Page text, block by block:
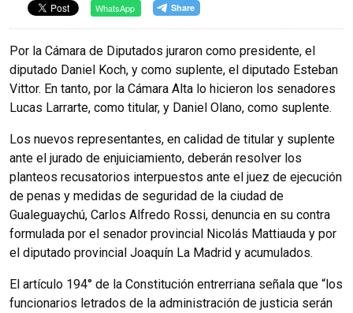
WhatsApp
Por la Cámara de Diputados juraron como presidente, el
diputado Daniel Koch, y como suplente, el diputado Esteban
Vittor. En tanto, por la Cámara Alta lo hicieron los senadores
Lucas Larrarte, como titular, y Daniel Olano, como suplente.
Los nuevos representantes, en calidad de titular y suplente
ante el jurado de enjuiciamiento, deberán resolver los
planteos recusatorios interpuestos ante el juez de ejecución
de penas y medidas de seguridad de la ciudad de
Gualeguaychú, Carlos Alfredo Rossi, denuncia en su contra
formulada por el senador provincial Nicolás Mattiauda y por
el diputado provincial Joaquín La Madrid y acumulados.
El artículo 194° de la Constitución entrerriana señala que “los
funcionarios letrados de la administración de justicia serán